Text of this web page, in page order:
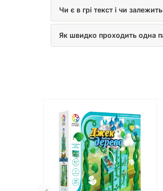
Чи є в грі текст і чи
Як швидко проходить одна